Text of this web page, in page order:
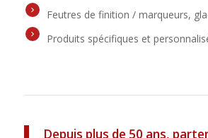
Feutres de finition / marqueurs,
Produits spécifiques et
Depuis plus de 50 ans,